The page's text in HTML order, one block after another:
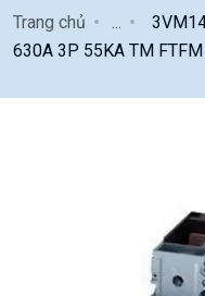
Trang chủ
630A 3P 55KA TM FTFM